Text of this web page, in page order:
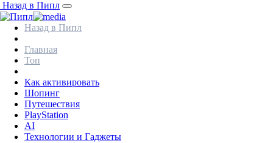
Назад в Пипл
Назад в Пипл
Главная
Топ
Как активировать
Шопинг
Путешествия
PlayStation
AI
Технологии и Гаджеты